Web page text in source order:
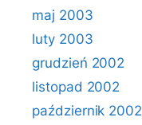
maj 2003
luty 2003
grudzień 2002
listopad 2002
październik 2002